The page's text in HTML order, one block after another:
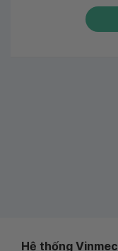
Hệ thống Vinmec